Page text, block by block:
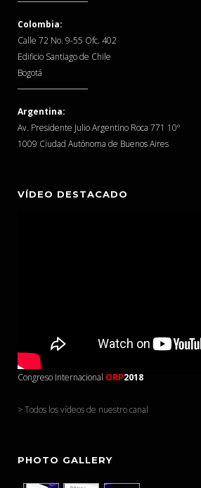
Colombia:
Calle 72 No. 9-55 Ofc. 402
Edificio Santiago de Chile
Bogotá
Argentina:
Av. Presidente Julio Argentino Roca 771 10º
1009 Ciudad Autónoma de Buenos Aires
VÍDEO DESTACADO
Congreso Internacional ORP2018
> Todos los vídeos de nuestro canal
PHOTO GALLERY